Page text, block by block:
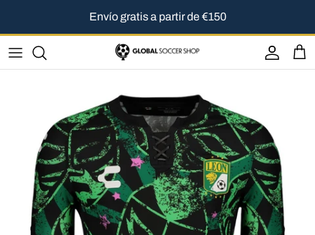
Envío gratis a partir de €150
Cuenta